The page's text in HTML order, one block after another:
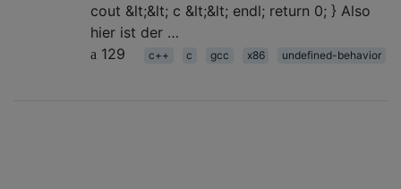
cout &lt;&lt; c &lt;&lt; endl; return 0; } Also
hier ist der …
129
c++ c gcc x86 undefined-behavior